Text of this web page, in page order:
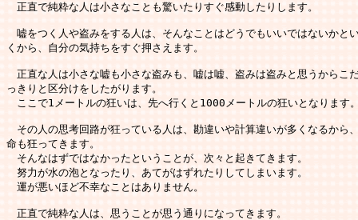
正直で純粋な人は小さなことも驚いたりすぐ感動したりします。
嘘をつく人や盗みをする人は、そんなことはどうでもいいではないかと
くから、自分の気持ちをすぐ押さえます。
正直な人は小さな嘘も小さな盗みも、嘘は嘘、盗みは盗みと思うからこ
っきりと区分けをしたがります。
ここで1メートルの狂いは、先へ行くと1000メートルの狂いとなります
その人の思考回路が狂っている人は、勘違いや計算違いが多くなるから
命も狂ってきます。
そんなはずではなかったということが、次々と起きてきます。
努力が水の泡となったり、あてがはずれたりしてしまいます。
運が悪いほど不幸なことはありません。
正直で純粋な人は、思うことが思う通りになってきます。